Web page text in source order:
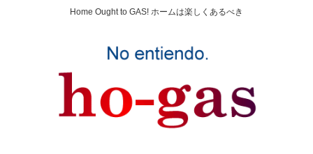
Home Ought to GAS! ホームは楽しくあるべき